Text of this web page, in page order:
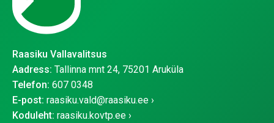
Raasiku Vallavalitsus
Aadress: Tallinna mnt 24, 75201 Aruküla
Telefon: 607 0348
E-post: raasiku.vald@raasiku.ee
Koduleht: raasiku.kovtp.ee